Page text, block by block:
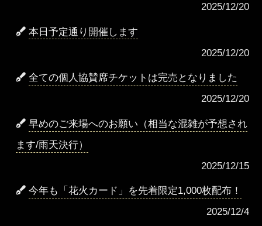
2025/12/20
本日予定通り開催します
2025/12/20
全ての個人協賛席チケットは完売となりました
2025/12/20
早めのご来場へのお願い（相当な混雑が予想され
ます/雨天決行）
2025/12/15
今年も「花火カード」を先着限定1,000枚配布！
2025/12/4